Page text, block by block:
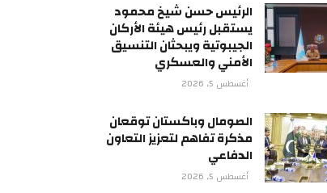
الرئيس حسن شيخ محمود
يستقبل رئيس هيئة الأركان
الجيبوتية ويبحثان التنسيق
الأمني والعسكري
أغسطس 5, 2026
الصومال وباكستان توقعان
مذكرة تفاهم لتعزيز التعاون
الدفاعي
أغسطس 5, 2026